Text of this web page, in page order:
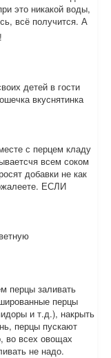
это никакой воды,
всё получится. А
детей в гости
вкуснятинка
с перцем кладу
всем соком
добавки не как
ЕСЛИ
перцы заливать
перцы
и т.д.), накрыть
перцы пускают
во всех овощах
не надо.